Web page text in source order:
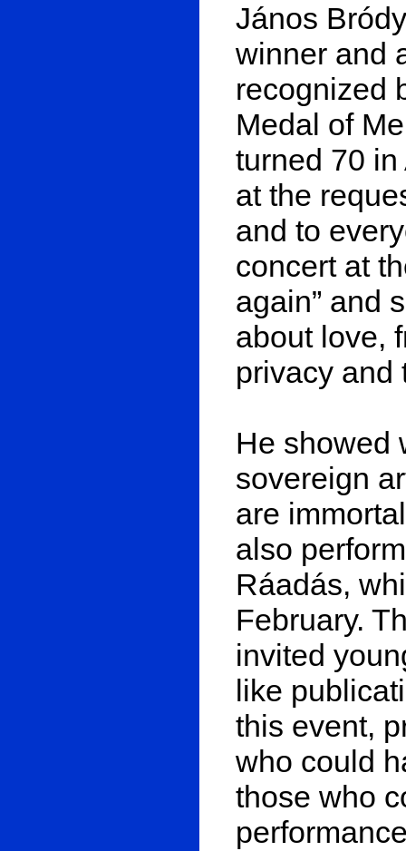
János
winner and
recognized
Medal of
turned 70
at the
and to
concert at
again” and
about love,
privacy and
He showed
sovereign
are
also
Ráadás,
February.
invited
like
this event,
who could
those who